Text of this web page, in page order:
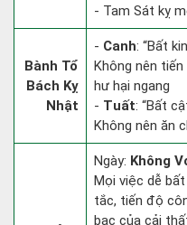
- Tam Sát kỵ
Bành Tổ
Bách Kỵ
Nhật
- Canh: “Bất
Không nên
hư hại ngang
- Tuất: “Bất
Không nên ăn
Ngày: Không
Mọi việc dễ
tắc, tiến độ
bạc của cải